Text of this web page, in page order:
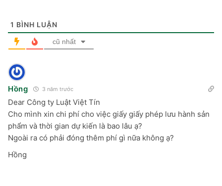
1 BÌNH LUẬN
cũ nhất
Hồng 3 năm trước
Dear Công ty Luật Việt Tín
Cho mình xin chi phí cho việc giấy giấy phép lưu hành sản
phẩm và thời gian dự kiến là bao lâu ạ?
Ngoài ra có phải đóng thêm phí gì nữa không ạ?
Hồng